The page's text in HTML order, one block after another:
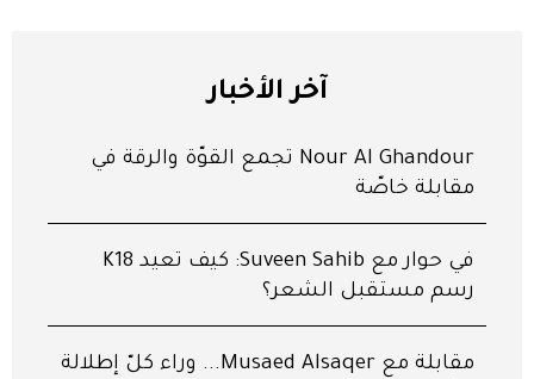
آخر الأخبار
Nour Al Ghandour تجمع القوّة والرقّة في
مقابلة خاصّة
في حوار مع Suveen Sahib: كيف تعيد K18
رسم مستقبل الشعر؟
مقابلة مع Musaed Alsaqer... وراء كلّ إطلالة